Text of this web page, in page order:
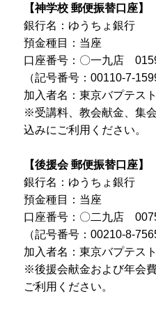
【神学校 郵便振替口座】
銀行名：ゆうちょ銀行
預金種目：当座
口座番号：〇一九店
（記号番号：00110-7-
加入者名：東京バプテス
※受講料、教会献金、集
込みにご利用ください。
【後援会 郵便振替口座】
銀行名：ゆうちょ銀行
預金種目：当座
口座番号：〇二九店
（記号番号：00210-8-
加入者名：東京バプテス
※後援会献金および年会
ご利用ください。